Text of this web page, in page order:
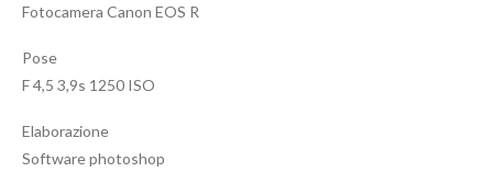
Fotocamera Canon EOS R
Pose
F 4,5 3,9s 1250 ISO
Elaborazione
Software photoshop